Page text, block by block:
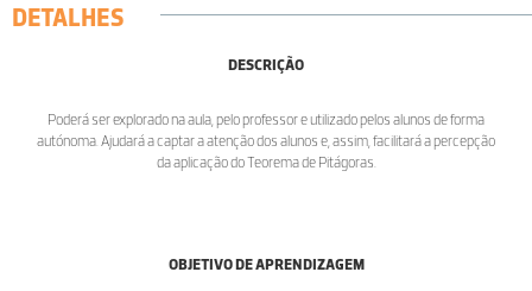
DETALHES
DESCRIÇÃO
Poderá ser explorado na aula, pelo professor e utilizado pelos alunos de forma
autónoma. Ajudará a captar a atenção dos alunos e, assim, facilitará a percepção
da aplicação do Teorema de Pitágoras.
OBJETIVO DE APRENDIZAGEM